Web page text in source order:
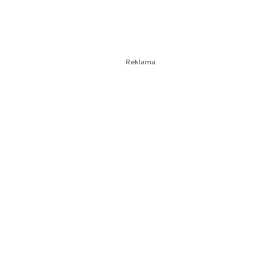
Reklama